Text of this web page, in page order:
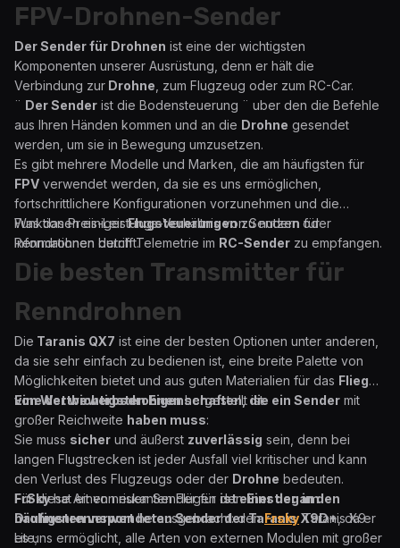
FPV-Drohnen-Sender
Der Sender für Drohnen ist eine der wichtigsten
Komponenten unserer Ausrüstung, denn er hält die
Verbindung zur Drohne , zum Flugzeug oder zum RC-Car.
¨ Der Sender ist die Bodensteuerung ¨ uber den die Befehle
aus Ihren Händen kommen und an die Drohne gesendet
werden, um sie in Bewegung umzusetzen.
Es gibt mehrere Modelle und Marken, die am häufigsten für
FPV verwendet werden, da sie es uns ermöglichen,
fortschrittlichere Konfigurationen vorzunehmen und die
Funktionen einigerFlugsteuerungenzu nutzen oder
Informationen durch Telemetrie im RC-Sender zu empfangen.
Was das Preis-Leistungs-Verhältnis von Sendern für
Renndrohnen betrifft.
Die besten Transmitter für
Renndrohnen
Die Taranis QX7 ist eine der besten Optionen unter anderen,
da sie sehr einfach zu bedienen ist, eine breite Palette von
Möglichkeiten bietet und aus guten Materialien für das Fliegen
von Wettbewerbsdrohnenhergestellt ist.
Eine der wichtigsten Eigenschaften, die ein Sender mit
großer Reichweite haben muss:
Sie muss sicher und äußerst zuverlässig sein, denn bei
langen Flugstrecken ist jeder Ausfall viel kritischer und kann
den Verlust des Flugzeugs oder der Drohne bedeuten.
Für diese Art von riskanten Flügen ist einer der am
häufigsten verwendeten Sender der Taranis X9D+, da er
es uns ermöglicht, alle Arten von externen Modulen mit großer
FrSkyhat einen neuen Sender für denEinstieg in den
Drohnenrennsportherausgebracht: denFrskyTaranis X9
Lite;